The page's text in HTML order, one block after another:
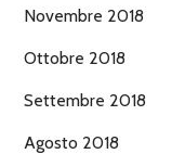
Novembre 2018
Ottobre 2018
Settembre 2018
Agosto 2018